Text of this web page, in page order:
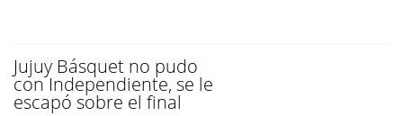
Jujuy Básquet no pudo
con Independiente, se le
escapó sobre el final